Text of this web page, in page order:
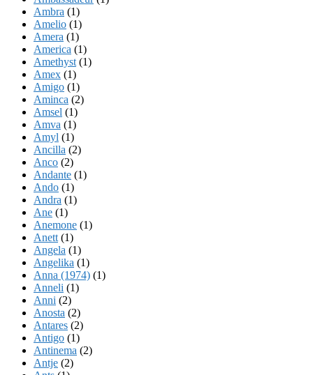
Ambra (1)
Amelio (1)
Amera (1)
America (1)
Amethyst (1)
Amex (1)
Amigo (1)
Aminca (2)
Amsel (1)
Amva (1)
Amyl (1)
Ancilla (2)
Anco (2)
Andante (1)
Ando (1)
Andra (1)
Ane (1)
Anemone (1)
Anett (1)
Angela (1)
Angelika (1)
Anna (1974) (1)
Anneli (1)
Anni (2)
Anosta (2)
Antares (2)
Antigo (1)
Antinema (2)
Antje (2)